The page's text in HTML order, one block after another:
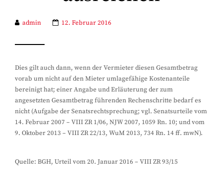
admin 12. Februar 2016
Dies gilt auch dann, wenn der Vermieter diesen Gesamtbetrag
vorab um nicht auf den Mieter umlagefähige Kostenanteile
bereinigt hat; einer Angabe und Erläuterung der zum
angesetzten Gesamtbetrag führenden Rechenschritte bedarf es
nicht (Aufgabe der Senatsrechtsprechung; vgl. Senatsurteile vom
14. Februar 2007 – VIII ZR 1/06, NJW 2007, 1059 Rn. 10; und vom
9. Oktober 2013 – VIII ZR 22/13, WuM 2013, 734 Rn. 14 ff. mwN).
Quelle: BGH, Urteil vom 20. Januar 2016 – VIII ZR 93/15